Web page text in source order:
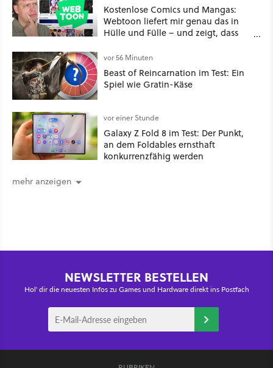
Kostenlose Comics und Mangas:
Webtoon liefert mir genau das in
Hülle und Fülle – und zeigt, dass
vor 56 Minuten
Beast of Reincarnation im Test: Ein
Spiel wie Gratin-Käse
vor einer Stunde
Galaxy Z Fold 8 im Test: Der Punkt,
an dem Foldables ernsthaft
konkurrenzfähig werden
mehr anzeigen
NEWSLETTER BESTELLEN
Hol' dir die neuesten Infos zu Games und Hardware direkt ins Postfach